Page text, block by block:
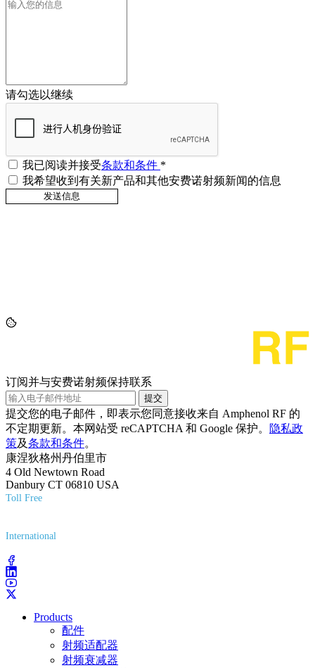
请勾选以继续
我已阅读并接受条款和条件 *
我希望收到有关新产品和其他安费诺射频新闻的信息
订阅并与安费诺射频保持联系
提交
提交您的电子邮件，即表示您同意接收来自 Amphenol RF 的
不定期更新。本网站受 reCAPTCHA 和 Google 保护。
隐私政
策及条款和条件。
康涅狄格州丹伯里市
4 Old Newtown Road
Danbury CT 06810 USA
Toll Free
International
Products
配件
射频适配器
射频衰减器